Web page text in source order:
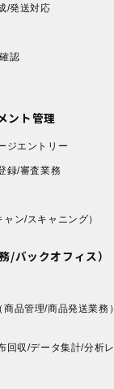
/発送対応
認
ント管理
ジエントリー
録/審査業務
ャン/スキャニング）
/バックオフィス）
（商品管理/商品発送業務）
回収/データ集計/分析